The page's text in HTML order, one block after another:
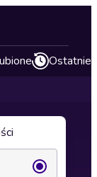
Ostatnie